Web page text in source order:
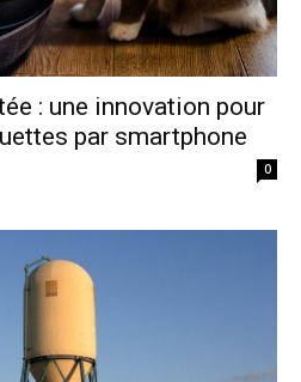
: une innovation pour
par smartphone
0